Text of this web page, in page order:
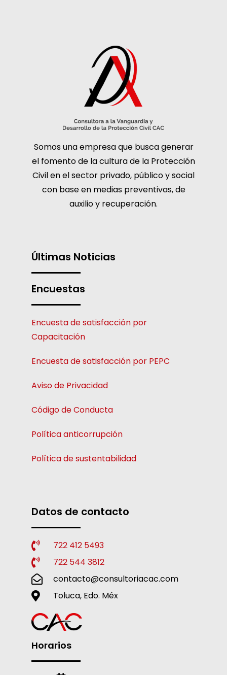
Somos una empresa que busca generar
el fomento de la cultura de la Protección
Civil en el sector privado, público y social
con base en medias preventivas, de
auxilio y recuperación.
Últimas Noticias
Encuestas
Encuesta de satisfacción por
Capacitación
Encuesta de satisfacción por PEPC
Aviso de Privacidad
Código de Conducta
Política anticorrupción
Política de sustentabilidad
Datos de contacto
722 412 5493
722 544 3812
contacto@consultoriacac.com
Toluca, Edo. Méx
Horarios